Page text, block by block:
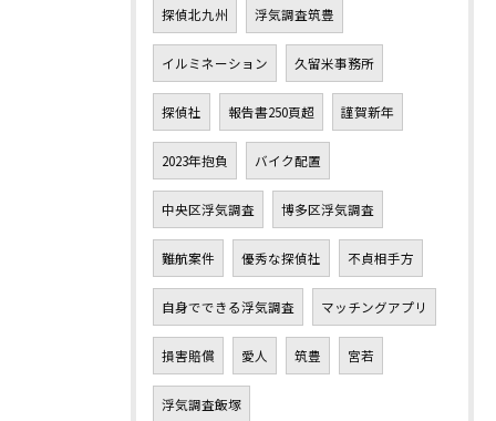
探偵北九州 浮気調査筑豊
イルミネーション 久留米事務所
探偵社 報告書250頁超 謹賀新年
2023年抱負 バイク配置
中央区浮気調査 博多区浮気調査
難航案件 優秀な探偵社 不貞相手方
自身でできる浮気調査 マッチングアプリ
損害賠償 愛人 筑豊 宮若
浮気調査飯塚